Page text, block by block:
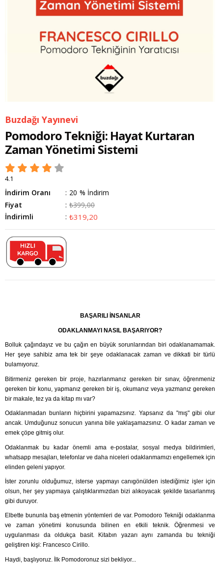
Buzdağı Yayınevi
Pomodoro Tekniği: Hayat Kurtaran
Zaman Yönetimi Sistemi
4.1
İndirim Oranı : %
20
İndirim
Fiyat
: ₺399,00
İndirimli
: ₺319,20
BAŞARILI İNSANLAR
ODAKLANMAYI NASIL BAŞARIYOR?
Bolluk çağındayız ve bu çağın en büyük sorunlarından biri odaklanamamak.
Her şeye sahibiz ama tek bir şeye odaklanacak zaman ve dikkati bir türlü
bulamıyoruz.
Bitirmeniz gereken bir proje, hazırlanmanız gereken bir sınav, öğrenmeniz
gereken bir konu, yapmanız gereken bir iş, okumanız veya yazmanız gereken
bir makale, tez ya da kitap mı var?
Odaklanmadan bunların hiçbirini yapamazsınız. Yapsanız da "mış" gibi olur
ancak. Umduğunuz sonucun yanına bile yaklaşamazsınız. O kadar zaman ve
emek çöpe gitmiş olur.
Odaklanmak bu kadar önemli ama e-postalar, sosyal medya bildirimleri,
whatsapp mesajları, telefonlar ve daha niceleri odaklanmamızı engellemek için
elinden geleni yapıyor.
İster zorunlu olduğumuz, isterse yapmayı canıgönülden istediğimiz işler için
olsun, her şey yapmaya çalıştıklarımızdan bizi alıkoyacak şekilde tasarlanmış
gibi duruyor.
Elbette bununla baş etmenin yöntemleri de var. Pomodoro Tekniği odaklanma
ve zaman yönetimi konusunda bilinen en etkili teknik. Öğrenmesi ve
uygulanması da oldukça basit. Kitabın yazarı aynı zamanda bu tekniği
geliştiren kişi: Francesco Cirillo.
Haydi, başlıyoruz. İlk Pomodoronuz sizi bekliyor...